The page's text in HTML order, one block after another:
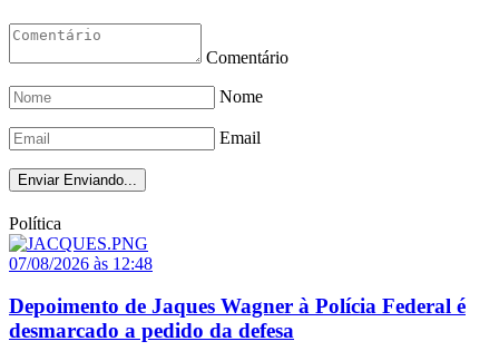
Comentário
Nome
Email
Enviar Enviando...
Política
07/08/2026 às 12:48
Depoimento de Jaques Wagner à Polícia Federal é
desmarcado a pedido da defesa